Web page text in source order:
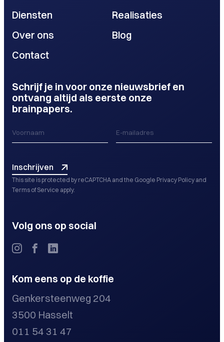
Diensten
Realisaties
Over ons
Blog
Contact
Schrijf je in voor onze nieuwsbrief en
ontvang altijd als eerste onze
brainpapers.
Inschrijven
This site is protected by reCAPTCHA and the Google Privacy Policy and
Terms of Service apply.
Volg ons op social
Kom eens op de koffie
Genkersteenweg 204
3500 Hasselt
011 54 31 47